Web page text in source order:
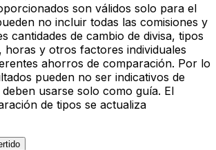
son válidos solo para el
no incluir todas las comisiones y
cantidades de cambio de divisa, tipos
horas y otros factores individuales
ahorros de comparación. Por lo
pueden no ser indicativos de
usarse solo como guía. El
de tipos se actualiza